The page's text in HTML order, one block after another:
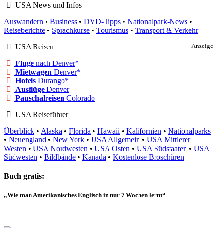
USA News und Infos
Auswandern • Business • DVD-Tipps • Nationalpark-News •
Reiseberichte • Sprachkurse • Tourismus • Transport & Verkehr
Anzeige
USA Reisen
Flüge nach Denver
Mietwagen Denver
Hotels Durango
Ausflüge Denver
Pauschalreisen Colorado
USA Reiseführer
Überblick • Alaska • Florida • Hawaii • Kalifornien • Nationalparks
• Neuengland • New York • USA Allgemein • USA Mittlerer
Westen • USA Nordwesten • USA Osten • USA Südstaaten • USA
Südwesten • Bildbände • Kanada • Kostenlose Broschüren
Buch gratis:
„Wie man Amerikanisches Englisch in nur 7 Wochen lernt“